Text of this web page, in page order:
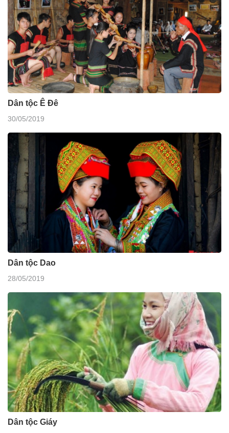
Dân tộc Ê Đê
30/05/2019
Dân tộc Dao
28/05/2019
Dân tộc Giáy